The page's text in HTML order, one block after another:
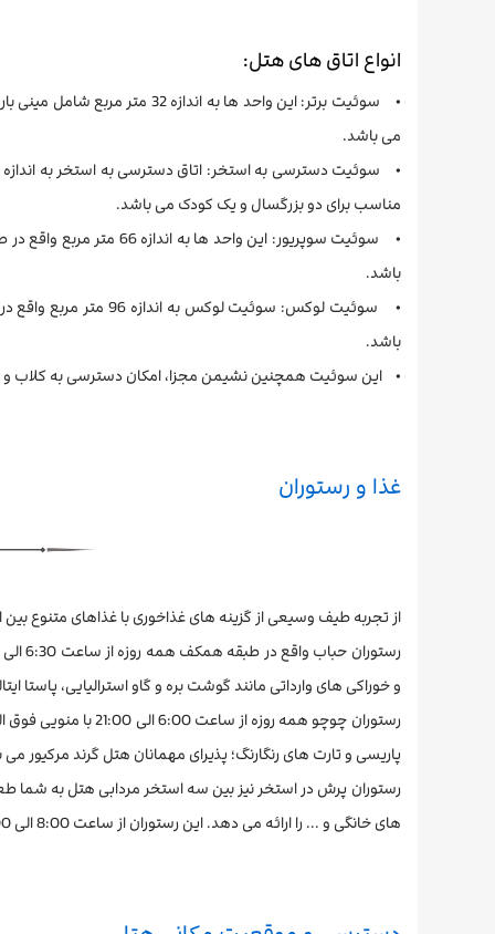
انواع اتاق های هتل:
• سوئیت برتر: این واحد ها
می باشد.
مناسب برای دو بزرگسال و یک کودک می باشد.
• سوئیت سوپریور: این
باشد.
• سوئیت لوکس:
باشد.
• این سوئیت همچنین نشیمن مجزا، امکان دسترسی به کلاب و
غذا و رستوران
از تجربه طیف وسیعی از گزینه های غذاخوری با غذاهای متنوع
رستوران حباب واقع در طبقه همکف همه روزه از ساعت 6:30 الی 24 باز است و دارای مجموعه ای غنی از
و خوراکی های وارداتی مانند گوشت بره و گاو استرالیایی، پاستا
رستوران چوچو همه
پاریسی و تارت های رنگارنگ؛ پذیرای مهمانان هتل گرند مرکیور
رستوران پرش در استخر نیز بین سه استخر مردابی هتل به شما
های خانگی و ... را ارائه می دهد. این رستوران از ساعت 8:00 الی 19:00 باز است.